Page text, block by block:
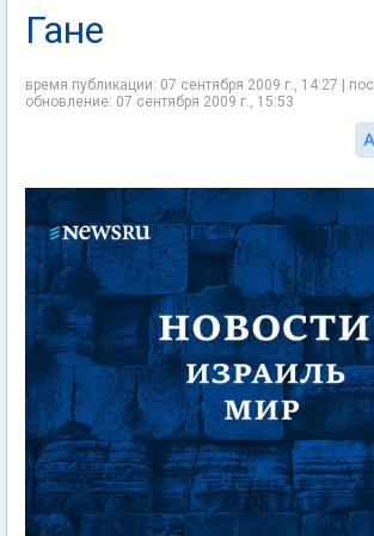
Гане
время публикации: 07 сентября 2009 г., 14:27 |
обновление: 07 сентября 2009 г., 15:53